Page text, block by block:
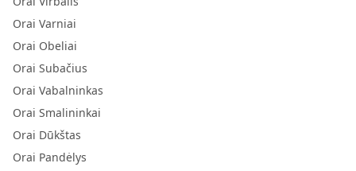
Orai Varniai
Orai Obeliai
Orai Subačius
Orai Vabalninkas
Orai Smalininkai
Orai Dūkštas
Orai Pandėlys